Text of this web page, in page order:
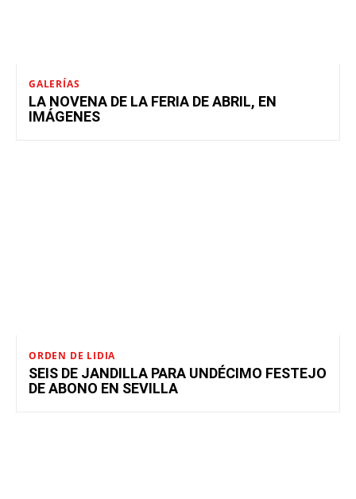
GALERÍAS
LA NOVENA DE LA FERIA DE ABRIL, EN
IMÁGENES
ORDEN DE LIDIA
SEIS DE JANDILLA PARA UNDÉCIMO FESTEJO
DE ABONO EN SEVILLA